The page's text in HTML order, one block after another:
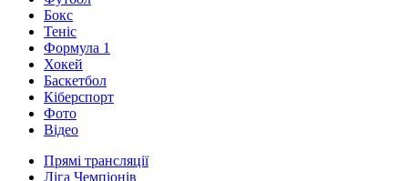
Бокс
Теніс
Формула 1
Хокей
Баскетбол
Кіберспорт
Фото
Відео
Прямі трансляції
Ліга Чемпіонів